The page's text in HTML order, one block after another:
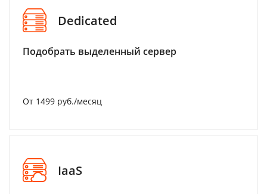
Dedicated
Подобрать выделенный сервер
От 1499 руб./месяц
IaaS